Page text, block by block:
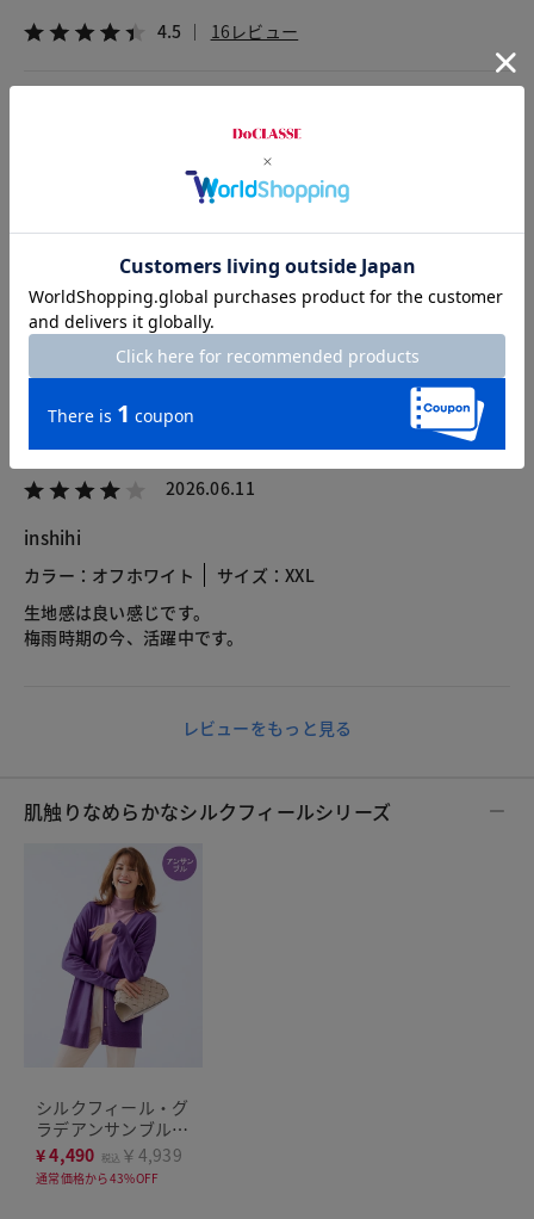
4.5 16レビュー
2026.07.18
るりるり 身長151cm 体型小柄
カラー：オフホワイト
サイズ：S
オフホワイトのSサイズを
購入。
おしゃれなデザインと柔らかな手触りが気に入りました。冷房
2026.06.11
inshihi
カラー：オフホワイト
サイズ：XXL
生地感は良い感じです。
梅雨時期の今、活躍中です。
レビューをもっと見る
肌触りなめらかなシルクフィールシリーズ
シルクフィール・グ
ラデアンサンブルニ
ット
¥4,490 税込 ￥4,939
通常価格から43%OFF